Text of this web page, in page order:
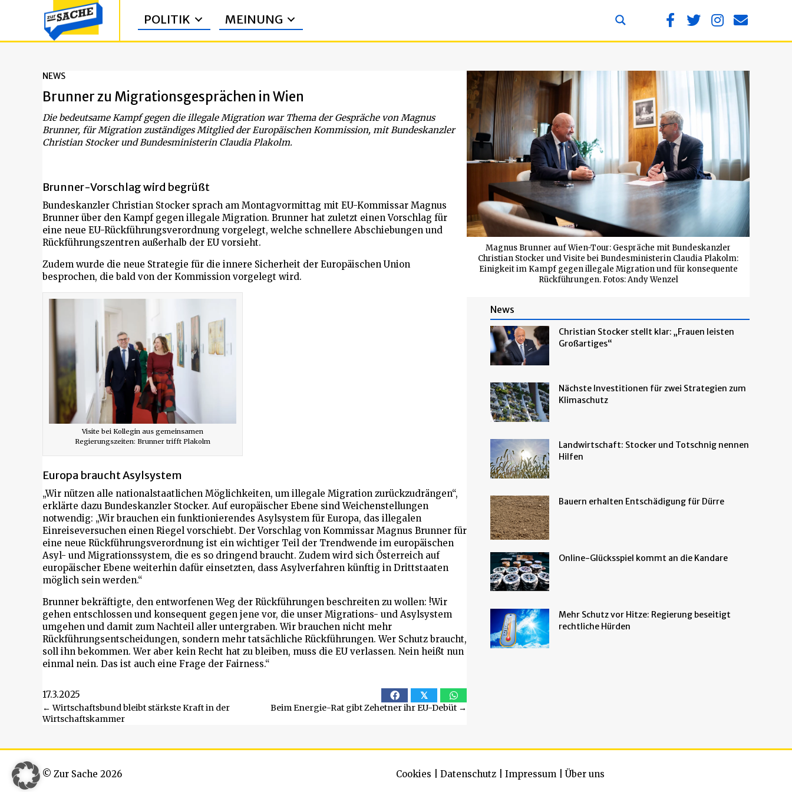
POLITIK MEINUNG
NEWS
Brunner zu Migrationsgesprächen in Wien
Die bedeutsame Kampf gegen die illegale Migration war Thema der Gespräche von Magnus
Brunner, für Migration zuständiges Mitglied der Europäischen Kommission, mit Bundeskanzler
Christian Stocker und Bundesministerin Claudia Plakolm.
Brunner-Vorschlag wird begrüßt
Bundeskanzler Christian Stocker sprach am Montagvormittag mit EU-Kommissar Magnus
Brunner über den Kampf gegen illegale Migration. Brunner hat zuletzt einen Vorschlag für
eine neue EU-Rückführungsverordnung vorgelegt, welche schnellere Abschiebungen und
Rückführungszentren außerhalb der EU vorsieht.
Zudem wurde die neue Strategie für die innere Sicherheit der Europäischen Union
besprochen, die bald von der Kommission vorgelegt wird.
Visite bei Kollegin aus gemeinsamen
Regierungszeiten: Brunner trifft Plakolm
Europa braucht Asylsystem
„Wir nützen alle nationalstaatlichen Möglichkeiten, um illegale Migration zurückzudrängen“,
erklärte dazu Bundeskanzler Stocker. Auf europäischer Ebene sind Weichenstellungen
notwendig: „Wir brauchen ein funktionierendes Asylsystem für Europa, das illegalen
Einreiseversuchen einen Riegel vorschiebt. Der Vorschlag von Kommissar Magnus Brunner für
eine neue Rückführungsverordnung ist ein wichtiger Teil der Trendwende im europäischen
Asyl- und Migrationssystem, die es so dringend braucht. Zudem wird sich Österreich auf
europäischer Ebene weiterhin dafür einsetzten, dass Asylverfahren künftig in Drittstaaten
möglich sein werden.“
Brunner bekräftigte, den entworfenen Weg der Rückführungen beschreiten zu wollen: !Wir
gehen entschlossen und konsequent gegen jene vor, die unser Migrations- und Asylsystem
umgehen und damit zum Nachteil aller untergraben. Wir brauchen nicht mehr
Rückführungsentscheidungen, sondern mehr tatsächliche Rückführungen. Wer Schutz braucht,
soll ihn bekommen. Wer aber kein Recht hat zu bleiben, muss die EU verlassen. Nein heißt nun
einmal nein. Das ist auch eine Frage der Fairness.“
17.3.2025 𝕏
Beitragsnavigation
← Wirtschaftsbund bleibt stärkste Kraft in der
Wirtschaftskammer
Beim Energie-Rat gibt Zehetner ihr EU-Debüt →
Magnus Brunner auf Wien-Tour: Gespräche mit Bundeskanzler
Christian Stocker und Visite bei Bundesministerin Claudia Plakolm:
Einigkeit im Kampf gegen illegale Migration und für konsequente
Rückführungen. Fotos: Andy Wenzel
News
Christian Stocker stellt klar: „Frauen leisten
Großartiges“
Nächste Investitionen für zwei Strategien zum
Klimaschutz
Landwirtschaft: Stocker und Totschnig nennen
Hilfen
Bauern erhalten Entschädigung für Dürre
Online-Glücksspiel kommt an die Kandare
Mehr Schutz vor Hitze: Regierung beseitigt
rechtliche Hürden
© Zur Sache 2026 Cookies Datenschutz Impressum Über uns